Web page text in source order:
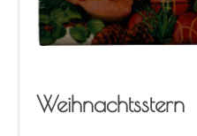
Weih­nachts­stern